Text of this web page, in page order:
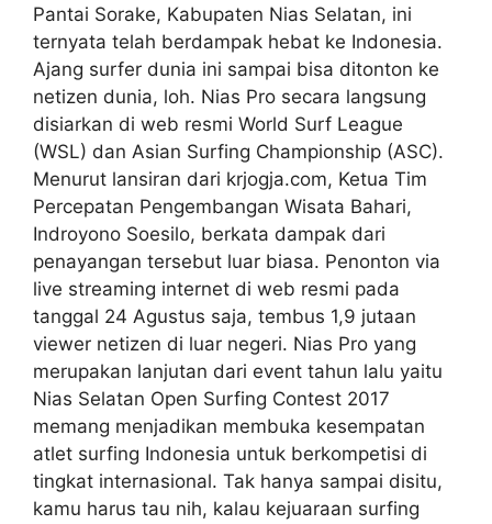
Pantai Sorake, Kabupaten Nias Selatan, ini
ternyata telah berdampak hebat ke Indonesia.
Ajang surfer dunia ini sampai bisa ditonton ke
netizen dunia, loh. Nias Pro secara langsung
disiarkan di web resmi World Surf League
(WSL) dan Asian Surfing Championship (ASC).
Menurut lansiran dari krjogja.com, Ketua Tim
Percepatan Pengembangan Wisata Bahari,
Indroyono Soesilo, berkata dampak dari
penayangan tersebut luar biasa. Penonton via
live streaming internet di web resmi pada
tanggal 24 Agustus saja, tembus 1,9 jutaan
viewer netizen di luar negeri. Nias Pro yang
merupakan lanjutan dari event tahun lalu yaitu
Nias Selatan Open Surfing Contest 2017
memang menjadikan membuka kesempatan
atlet surfing Indonesia untuk berkompetisi di
tingkat internasional. Tak hanya sampai disitu,
kamu harus tau nih, kalau kejuaraan surfing